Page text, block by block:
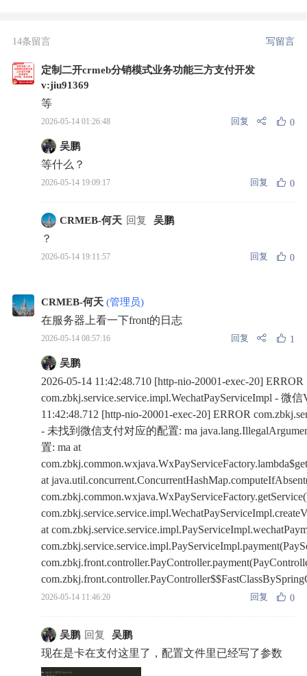
14条留言 写留言
定制二开crmeb分销模式业务功能三方支付开发
v:jiu91369
等
2026-05-14 01:26:48 回复 0
吴鹏
等什么？
2026-05-14 19:09:17 回复 0
CRMEB-何天 回复 吴鹏
？
2026-05-14 19:11:57 回复 0
CRMEB-何天 (管理员)
在服务器上看一下front的日志
2026-05-14 08:57:16 回复 1
吴鹏
2026-05-14 11:42:48.710 [http-nio-20001-exec-20] ERROR
com.zbkj.service.service.impl.WechatPayServiceImpl - 微
11:42:48.712 [http-nio-20001-exec-20] ERROR
- 未找到微信支付对应的配置: ma
置: ma at
at
at
2026-05-14 11:46:20 回复 0
吴鹏 回复 吴鹏
现在是卡在支付这里了，配置文件里已经写了参数